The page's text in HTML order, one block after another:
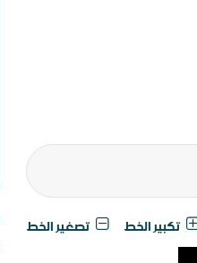
تكبير الخط تصغير الخط